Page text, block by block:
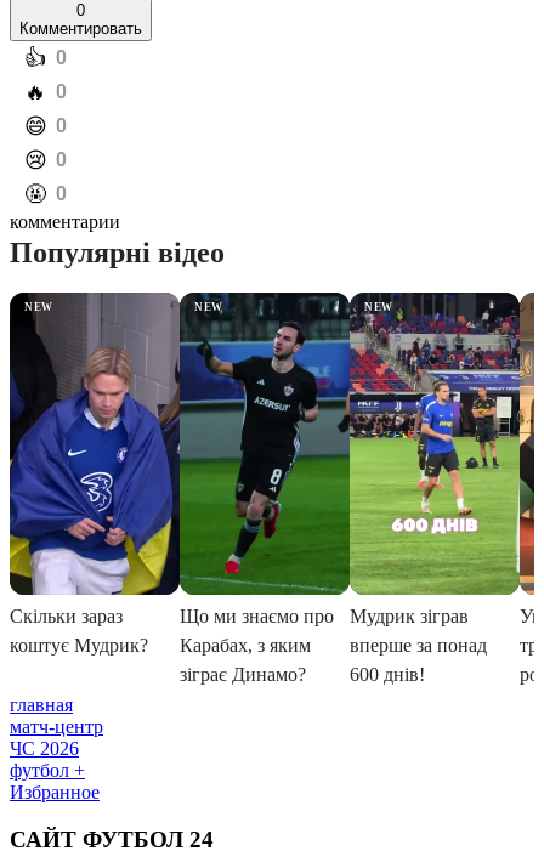
0
Комментировать
️👍 0
️🔥 0
️😄 0
️😢 0
️🤬 0
комментарии
главная
матч-центр
ЧС 2026
футбол +
Избранное
САЙТ ФУТБОЛ 24